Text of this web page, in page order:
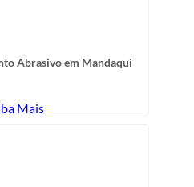
Abrasivo em Mandaqui
Mais